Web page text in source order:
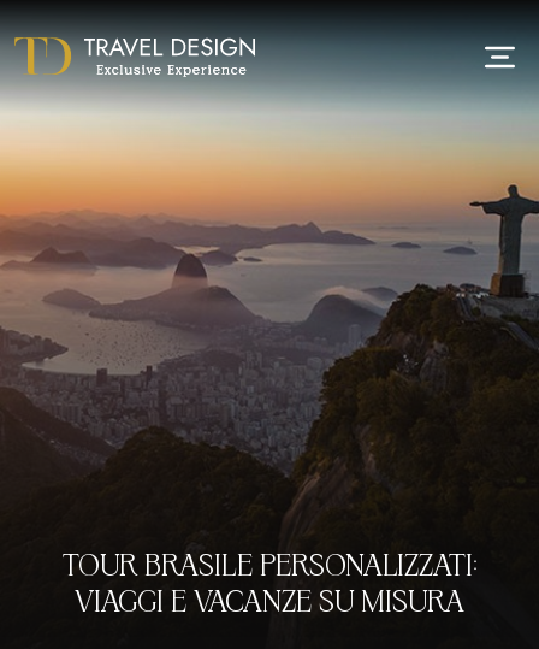
TOUR BRASILE PERSONALIZZATI:
VIAGGI E VACANZE SU MISURA